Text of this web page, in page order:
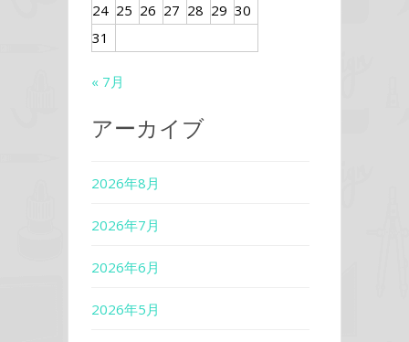
24 25 26 27 28 29 30
31
« 7月
アーカイブ
2026年8月
2026年7月
2026年6月
2026年5月